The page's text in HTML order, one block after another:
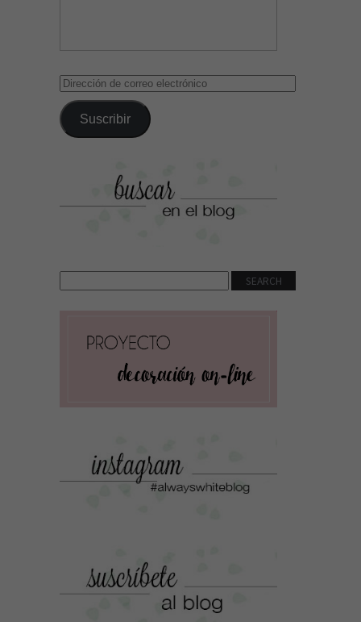
Dirección
correo
electrónico
Suscribir